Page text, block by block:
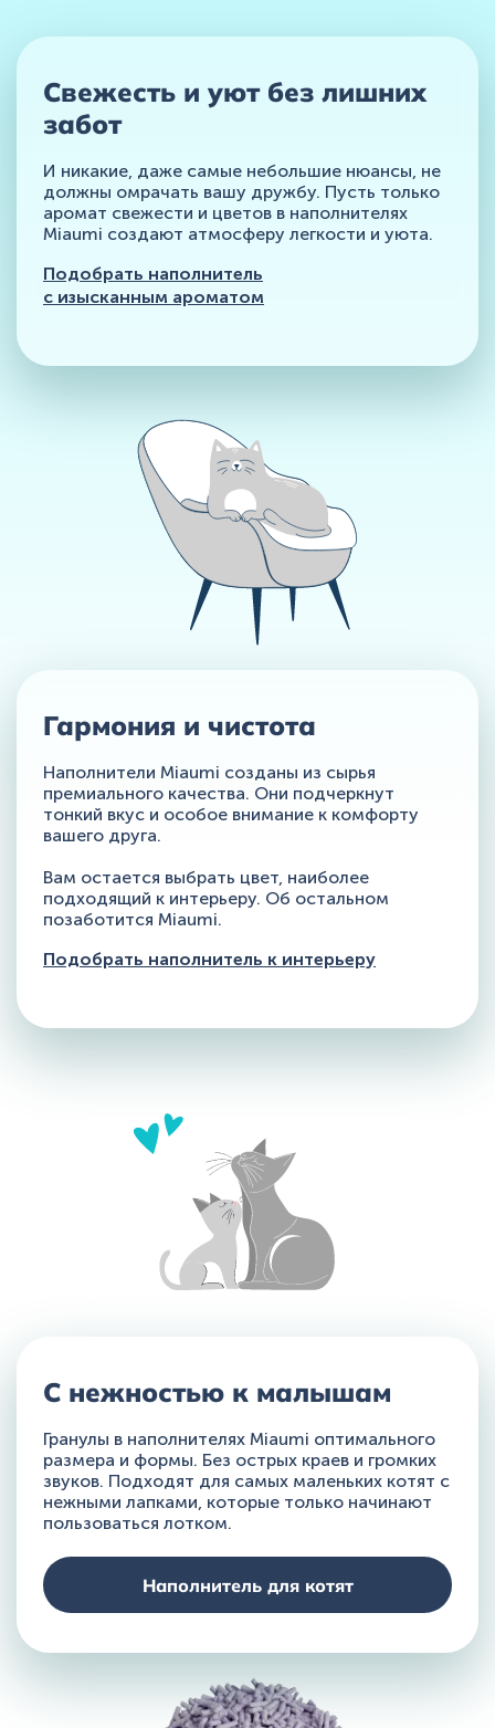
Свежесть и уют без лишних
забот
И никакие, даже самые небольшие нюансы, не
должны омрачать вашу дружбу. Пусть только
аромат свежести и цветов в наполнителях
Miaumi создают атмосферу легкости и уюта.
Подобрать наполнитель
с изысканным ароматом
Гармония и чистота
Наполнители Miaumi созданы из сырья
премиального качества. Они подчеркнут
тонкий вкус и особое внимание к комфорту
вашего друга.
Вам остается выбрать цвет, наиболее
подходящий к интерьеру. Об остальном
позаботится Miaumi.
Подобрать наполнитель к интерьеру
С нежностью к малышам
Гранулы в наполнителях Miaumi оптимального
размера и формы. Без острых краев и громких
звуков. Подходят для самых маленьких котят с
нежными лапками, которые только начинают
пользоваться лотком.
Наполнитель для котят